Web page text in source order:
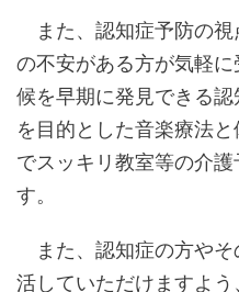
また、認知症予防の視
の不安がある方が気軽
候を早期に発見できる
を目的とした音楽療法
でスッキリ教室等の介
す。
また、認知症の方やそ
活していただけますよ